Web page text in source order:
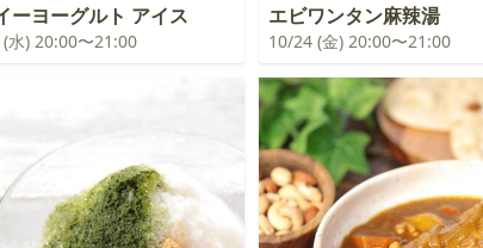
ーヨーグルト アイス
水) 20:00〜21:00
エビワンタン麻辣湯
10/24 (金) 20:00〜21:00